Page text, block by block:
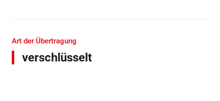
Art der Übertragung
verschlüsselt